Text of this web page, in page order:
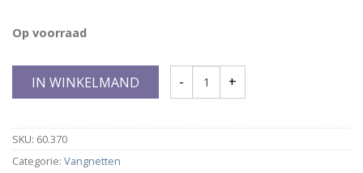
Op voorraad
IN WINKELMAND
SKU: 60.370
Categorie: Vangnetten